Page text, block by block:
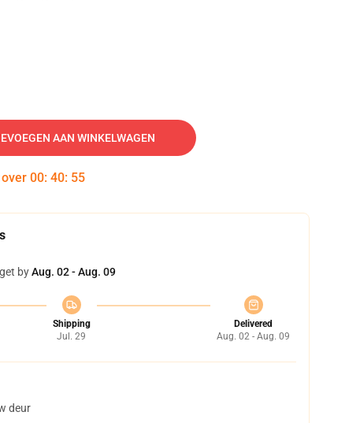
AAN WINKELWAGEN
00: 40: 54
byAug. 02 - Aug. 09
Shipping
Jul. 29
Delivered
Aug. 02 - Aug. 09
deur